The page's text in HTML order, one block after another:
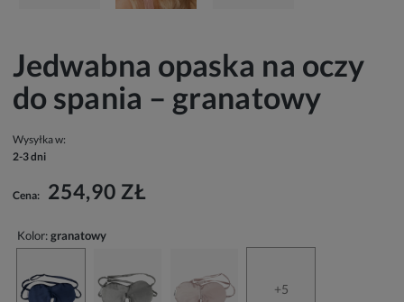
Jedwabna opaska na oczy
do spania – granatowy
Wysyłka w:
2-3 dni
Cena: 254,90 ZŁ
Kolor:granatowy
+5